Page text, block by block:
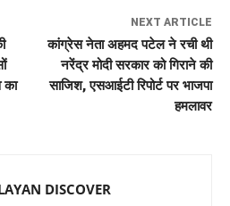
का
NEXT ARTICLE
कांग्रेस नेता अहमद पटेल ने रची थी
नरेंद्र मोदी सरकार को गिराने की
साजिश, एसआईटी रिपोर्ट पर भाजपा
हमलावर
DISCOVER